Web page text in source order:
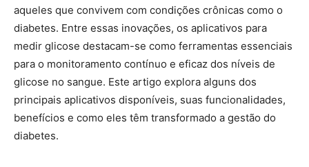
aqueles que convivem com condições crônicas como o
diabetes. Entre essas inovações, os aplicativos para
medir glicose destacam-se como ferramentas essenciais
para o monitoramento contínuo e eficaz dos níveis de
glicose no sangue. Este artigo explora alguns dos
principais aplicativos disponíveis, suas funcionalidades,
benefícios e como eles têm transformado a gestão do
diabetes.